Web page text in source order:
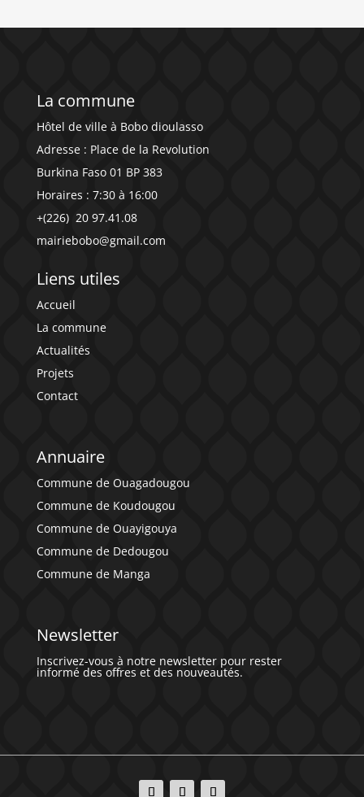
La commune
Hôtel de ville à Bobo dioulasso
Adresse : Place de la Revolution
Burkina Faso 01 BP 383
Horaires : 7:30 à 16:00
+(226) 20 97.41.08
mairiebobo@gmail.com
Liens utiles
Accueil
La commune
Actualités
Projets
Contact
Annuaire
Commune de Ouagadougou
Commune de Koudougou
Commune de Ouayigouya
Commune de Dedougou
Commune de Manga
Newsletter
Inscrivez-vous à notre newsletter pour rester
informé des offres et des nouveautés.